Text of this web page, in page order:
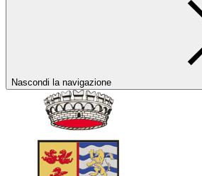
Nascondi la navigazione